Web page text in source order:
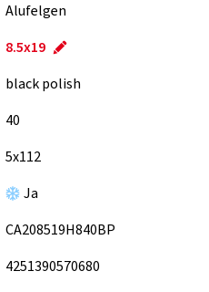
Alufelgen
8.5x19
black polish
40
5x112
Ja
CA208519H840BP
4251390570680